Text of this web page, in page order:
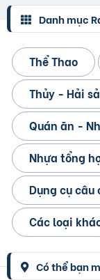
Danh mục
Thể Thao
Thủy - Hải
Quán ăn -
Nhựa tổng
Dụng cụ câu
Các loại
Có thể bạn